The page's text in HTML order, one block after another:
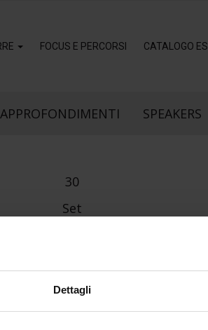
Dettagli
FOCUS E PERCORSI CATALOGO
APPROFONDIMENTI SPEAKERS
30
Set